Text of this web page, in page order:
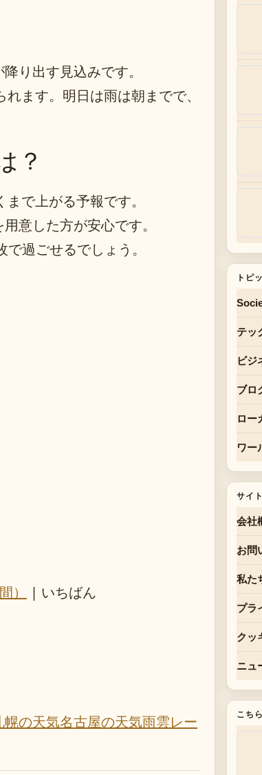
り出す見込みです。
ます。明日は雨は朝までで、
？
で上がる予報です。
意した方が安心です。
過ごせるでしょう。
）
| いちばん
幌の天気名古屋の天気雨雲レー
トピ
テッ
ビジ
ブロ
ロー
ワー
サイ
会社
お問
私た
プラ
クッ
ニュ
こち